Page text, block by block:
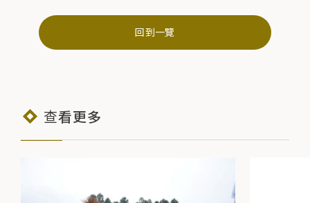
回到一覽
查看更多